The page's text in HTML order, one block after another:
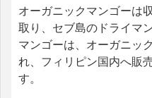
オーガニックマンゴーは
取り、セブ島のドライマ
マンゴーは、オーガニッ
れ、フィリピン国内へ販
す。